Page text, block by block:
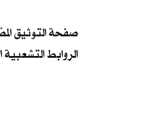
صفحة التوثيق
الروابط التشعبية